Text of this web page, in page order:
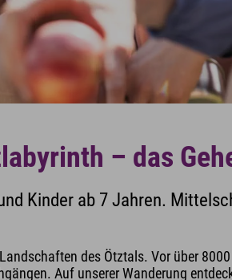
– das
Kinder ab 7 Jahren.
des Ötztals. Vor über
Auf unserer Wanderung